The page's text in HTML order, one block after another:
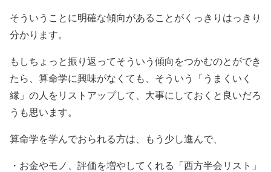
そういうことに明確な傾向があることがくっきりはっきり
分かります。
もしちょっと振り返ってそういう傾向をつかむのとができ
たら、算命学に興味がなくても、そういう「うまくいく
縁」の人をリストアップして、大事にしておくと良いだろ
うも思います。
算命学を学んでおられる方は、もう少し進んで、
・お金やモノ、評価を増やしてくれる「西方半会リスト」